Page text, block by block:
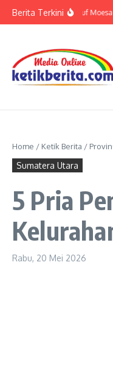
Berita Terkini
Ameriza Ma’ruf Moesa :
Home / Ketik Berita /
Sumatera Utara
5 Pria
Rabu, 20 Mei 2026